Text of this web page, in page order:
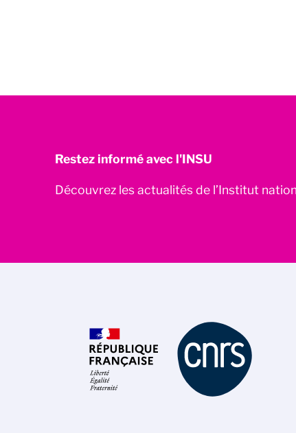
Restez informé avec l'INSU
Découvrez les actualités de l’Institut